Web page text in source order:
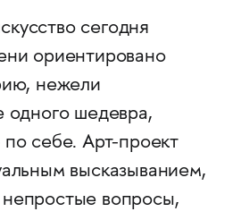
сегодня
ориентировано
нежели
одного шедевра,
себе. Арт-проект
высказыванием,
вопросы,